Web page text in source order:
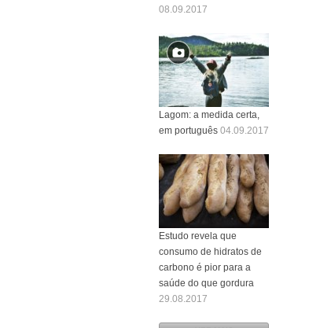
08.09.2017
Lagom: a medida certa,
em português 04.09.2017
Estudo revela que
consumo de hidratos de
carbono é pior para a
saúde do que gordura
29.08.2017